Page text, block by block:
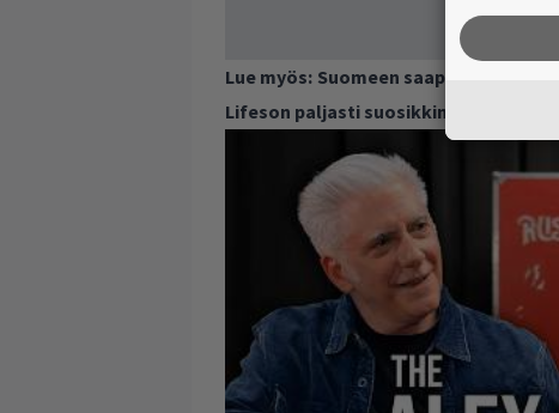
Lue myös: Suomeen saapuvan Rushin
Lifeson paljasti suosikkinsa Geddyn